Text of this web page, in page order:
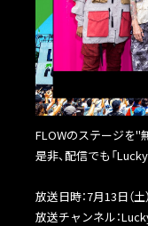
FLOWのステージを"
是非、配信でも「
放送日時：7月13日（土）
放送チャンネル：